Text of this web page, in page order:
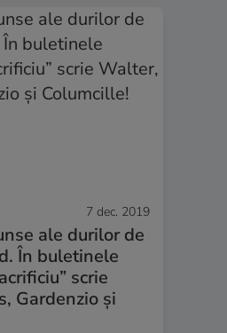
7 dec. 2019
ale durilor de
În buletinele
scrie
Gardenzio și